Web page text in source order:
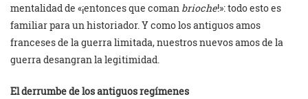
mentalidad de «¡entonces que coman brioche!»: todo esto es
familiar para un historiador. Y como los antiguos amos
franceses de la guerra limitada, nuestros nuevos amos de la
guerra desangran la legitimidad.
El derrumbe de los antiguos regímenes